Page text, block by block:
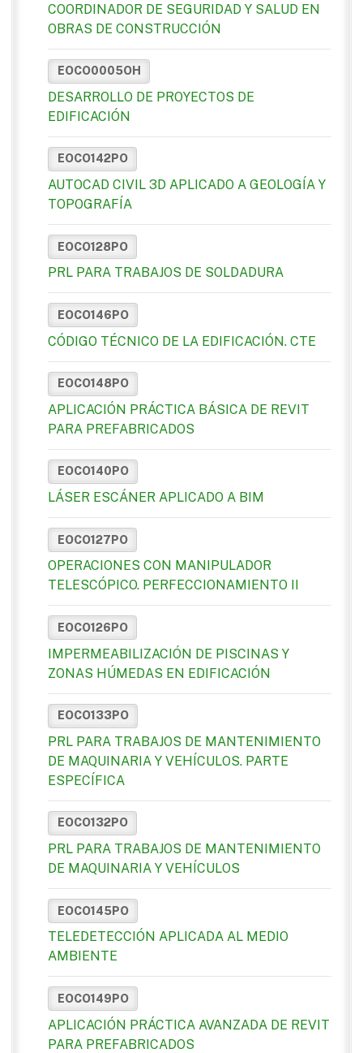
COORDINADOR DE SEGURIDAD Y SALUD EN
OBRAS DE CONSTRUCCIÓN
EOCO0005OH
DESARROLLO DE PROYECTOS DE
EDIFICACIÓN
EOCO142PO
AUTOCAD CIVIL 3D APLICADO A GEOLOGÍA Y
TOPOGRAFÍA
EOCO128PO
PRL PARA TRABAJOS DE SOLDADURA
EOCO146PO
CÓDIGO TÉCNICO DE LA EDIFICACIÓN. CTE
EOCO148PO
APLICACIÓN PRÁCTICA BÁSICA DE REVIT
PARA PREFABRICADOS
EOCO140PO
LÁSER ESCÁNER APLICADO A BIM
EOCO127PO
OPERACIONES CON MANIPULADOR
TELESCÓPICO. PERFECCIONAMIENTO II
EOCO126PO
IMPERMEABILIZACIÓN DE PISCINAS Y
ZONAS HÚMEDAS EN EDIFICACIÓN
EOCO133PO
PRL PARA TRABAJOS DE MANTENIMIENTO
DE MAQUINARIA Y VEHÍCULOS. PARTE
ESPECÍFICA
EOCO132PO
PRL PARA TRABAJOS DE MANTENIMIENTO
DE MAQUINARIA Y VEHÍCULOS
EOCO145PO
TELEDETECCIÓN APLICADA AL MEDIO
AMBIENTE
EOCO149PO
APLICACIÓN PRÁCTICA AVANZADA DE REVIT
PARA PREFABRICADOS